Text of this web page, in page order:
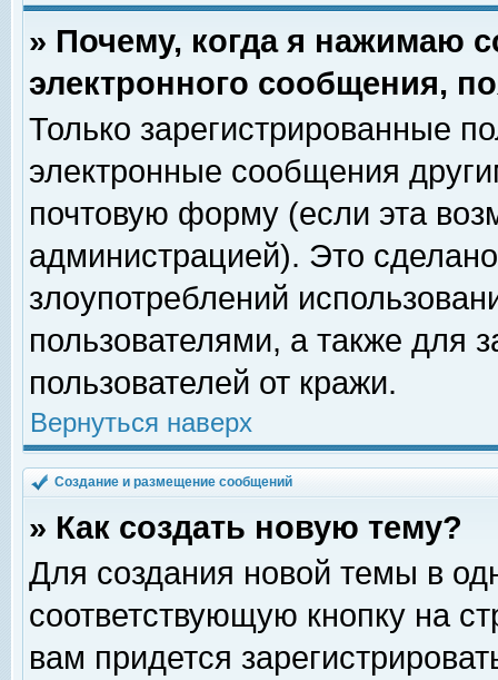
» Почему, когда я нажимаю
электронного сообщения,
Только зарегистрированные
электронные сообщения
почтовую форму (если эта
администрацией). Это
злоупотреблений
пользователями, а также для
пользователей от кражи.
Вернуться наверх
Создание и размещение сообщений
» Как создать новую тему?
Для создания новой темы в
соответствующую кнопку на
вам придется